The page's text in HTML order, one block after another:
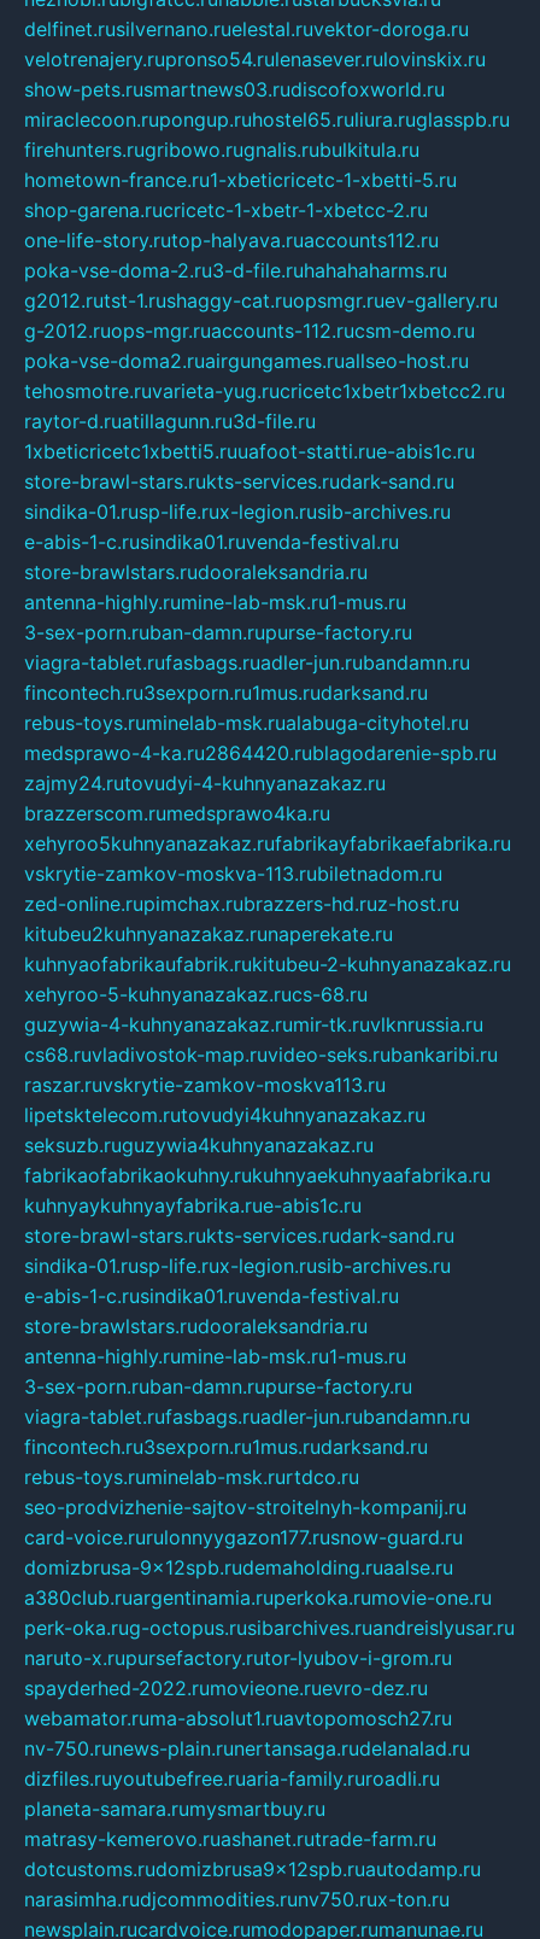
delfinet.rusilvernano.ruelestal.ruvektor-doroga.ru
velotrenajery.rupronso54.rulenasever.rulovinskix.ru
show-pets.rusmartnews03.rudiscofoxworld.ru
miraclecoon.rupongup.ruhostel65.ruliura.ruglasspb.ru
firehunters.rugribowo.rugnalis.rubulkitula.ru
hometown-france.ru1-xbeticricetc-1-xbetti-5.ru
shop-garena.rucricetc-1-xbetr-1-xbetcc-2.ru
one-life-story.rutop-halyava.ruaccounts112.ru
poka-vse-doma-2.ru3-d-file.ruhahahaharms.ru
g2012.rutst-1.rushaggy-cat.ruopsmgr.ruev-gallery.ru
g-2012.ruops-mgr.ruaccounts-112.rucsm-demo.ru
poka-vse-doma2.ruairgungames.ruallseo-host.ru
tehosmotre.ruvarieta-yug.rucricetc1xbetr1xbetcc2.ru
raytor-d.ruatillagunn.ru3d-file.ru
1xbeticricetc1xbetti5.ruuafoot-statti.rue-abis1c.ru
store-brawl-stars.rukts-services.rudark-sand.ru
sindika-01.rusp-life.rux-legion.rusib-archives.ru
e-abis-1-c.rusindika01.ruvenda-festival.ru
store-brawlstars.rudooraleksandria.ru
antenna-highly.rumine-lab-msk.ru1-mus.ru
3-sex-porn.ruban-damn.rupurse-factory.ru
viagra-tablet.rufasbags.ruadler-jun.rubandamn.ru
fincontech.ru3sexporn.ru1mus.rudarksand.ru
rebus-toys.ruminelab-msk.rualabuga-cityhotel.ru
medsprawo-4-ka.ru2864420.rublagodarenie-spb.ru
zajmy24.rutovudyi-4-kuhnyanazakaz.ru
brazzerscom.rumedsprawo4ka.ru
xehyroo5kuhnyanazakaz.rufabrikayfabrikaefabrika.ru
vskrytie-zamkov-moskva-113.rubiletnadom.ru
zed-online.rupimchax.rubrazzers-hd.ruz-host.ru
kitubeu2kuhnyanazakaz.runaperekate.ru
kuhnyaofabrikaufabrik.rukitubeu-2-kuhnyanazakaz.ru
xehyroo-5-kuhnyanazakaz.rucs-68.ru
guzywia-4-kuhnyanazakaz.rumir-tk.ruvlknrussia.ru
cs68.ruvladivostok-map.ruvideo-seks.rubankaribi.ru
raszar.ruvskrytie-zamkov-moskva113.ru
lipetsktelecom.rutovudyi4kuhnyanazakaz.ru
seksuzb.ruguzywia4kuhnyanazakaz.ru
fabrikaofabrikaokuhny.rukuhnyaekuhnyaafabrika.ru
kuhnyaykuhnyayfabrika.rue-abis1c.ru
store-brawl-stars.rukts-services.rudark-sand.ru
sindika-01.rusp-life.rux-legion.rusib-archives.ru
e-abis-1-c.rusindika01.ruvenda-festival.ru
store-brawlstars.rudooraleksandria.ru
antenna-highly.rumine-lab-msk.ru1-mus.ru
3-sex-porn.ruban-damn.rupurse-factory.ru
viagra-tablet.rufasbags.ruadler-jun.rubandamn.ru
fincontech.ru3sexporn.ru1mus.rudarksand.ru
rebus-toys.ruminelab-msk.rurtdco.ru
seo-prodvizhenie-sajtov-stroitelnyh-kompanij.ru
card-voice.rurulonnyygazon177.rusnow-guard.ru
domizbrusa-9x12spb.rudemaholding.ruaalse.ru
a380club.ruargentinamia.ruperkoka.rumovie-one.ru
perk-oka.rug-octopus.rusibarchives.ruandreislyusar.ru
naruto-x.rupursefactory.rutor-lyubov-i-grom.ru
spayderhed-2022.rumovieone.ruevro-dez.ru
webamator.ruma-absolut1.ruavtopomosch27.ru
nv-750.runews-plain.runertansaga.rudelanalad.ru
dizfiles.ruyoutubefree.ruaria-family.ruroadli.ru
planeta-samara.rumysmartbuy.ru
matrasy-kemerovo.ruashanet.rutrade-farm.ru
dotcustoms.rudomizbrusa9x12spb.ruautodamp.ru
narasimha.rudjcommodities.runv750.rux-ton.ru
newsplain.rucardvoice.rumodopaper.rumanunae.ru